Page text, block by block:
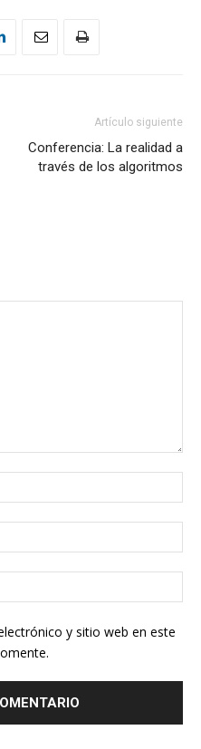
Artículo siguiente
Conferencia: La realidad a
través de los algoritmos
y sitio web en este